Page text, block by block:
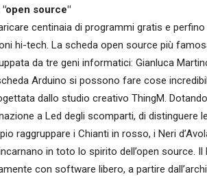
source"
centinaia di programmi gratis e
hi-tech. La scheda open source più
da tre geni informatici: Gianluca
Arduino si possono fare cose
dallo studio creativo ThingM.
a Led degli scomparti, di distinguere
raggruppare i Chianti in rosso, i Neri
in toto lo spirito dell’open source.
con software libero, a partire